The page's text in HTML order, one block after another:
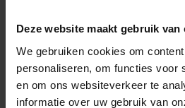
Deze website maakt gebruik van
We gebruiken cookies om
personaliseren, om functies voor
en om ons websiteverkeer te
informatie over uw gebruik van
Astral inbouwnis Lumiplus
1.028,95